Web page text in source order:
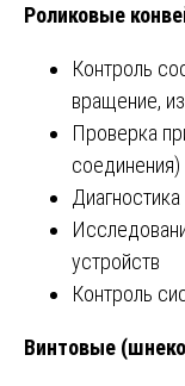
Роликовые
Контроль
вращение,
Проверка
соединения)
устройств
Контроль
Винтовые